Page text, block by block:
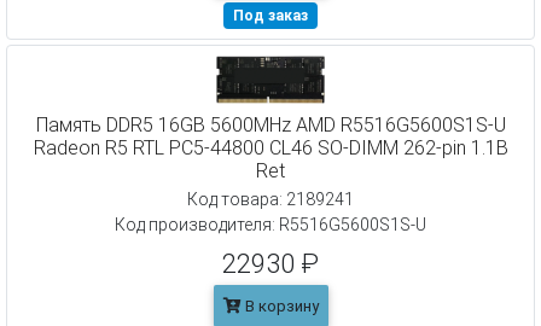
Под заказ
Память DDR5 16GB 5600MHz AMD R5516G5600S1S-U
Radeon R5 RTL PC5-44800 CL46 SO-DIMM 262-pin 1.1В
Ret
Код товара: 2189241
Код производителя: R5516G5600S1S-U
22930 ₽
В корзину